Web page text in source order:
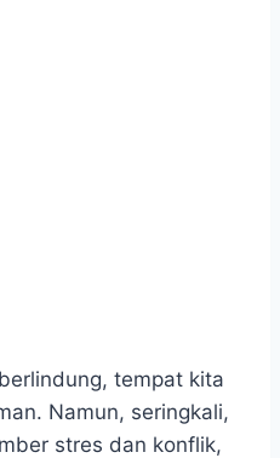
tempat kita
Namun, seringkali,
stres dan konflik,